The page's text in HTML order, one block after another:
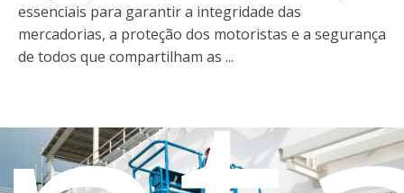
essenciais para garantir a integridade das
mercadorias, a proteção dos motoristas e a segurança
de todos que compartilham as ...